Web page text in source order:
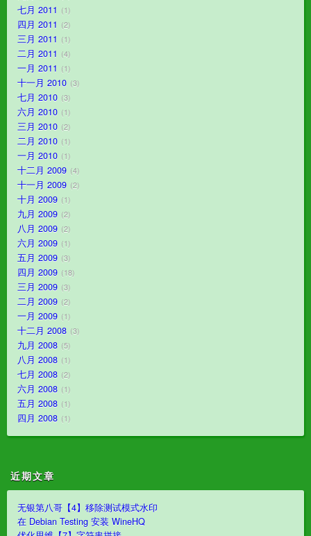
七月 2011 1
四月 2011 2
三月 2011 1
二月 2011 4
一月 2011 1
十一月 2010 3
七月 2010 3
六月 2010 1
三月 2010 2
二月 2010 1
一月 2010 1
十二月 2009 4
十一月 2009 2
十月 2009 1
九月 2009 2
八月 2009 2
六月 2009 1
五月 2009 3
四月 2009 18
三月 2009 3
二月 2009 2
一月 2009 1
十二月 2008 3
九月 2008 5
八月 2008 1
七月 2008 2
六月 2008 1
五月 2008 1
四月 2008 1
近期文章
无银第八哥【4】移除测试模式水印
在 Debian Testing 安装 WineHQ